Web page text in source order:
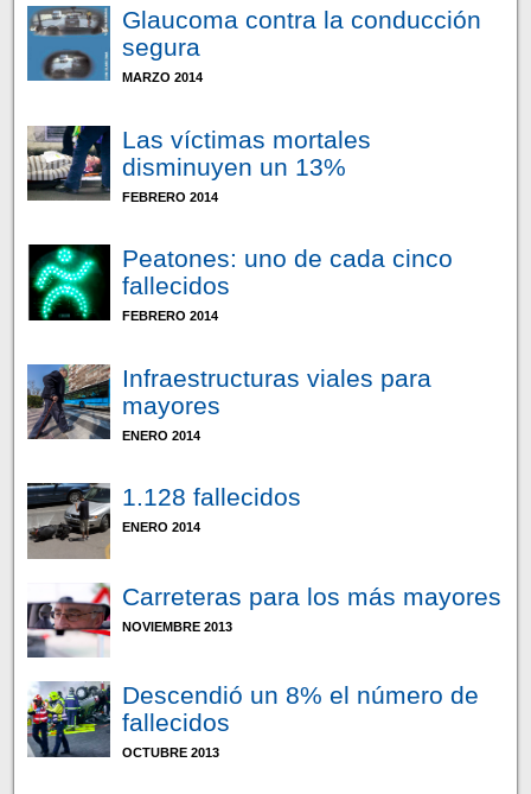
Glaucoma contra la conducción
segura
MARZO 2014
Las víctimas mortales
disminuyen un 13%
FEBRERO 2014
Peatones: uno de cada cinco
fallecidos
FEBRERO 2014
Infraestructuras viales para
mayores
ENERO 2014
1.128 fallecidos
ENERO 2014
Carreteras para los más mayores
NOVIEMBRE 2013
Descendió un 8% el número de
fallecidos
OCTUBRE 2013